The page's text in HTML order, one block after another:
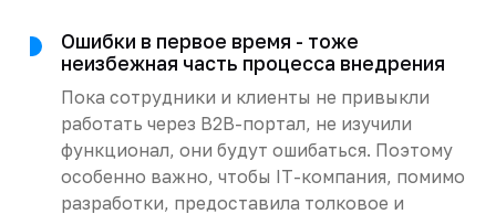
Ошибки в первое время - тоже
неизбежная часть процесса внедрения
Пока сотрудники и клиенты не привыкли
работать через B2B-портал, не изучили
функционал, они будут ошибаться. Поэтому
особенно важно, чтобы IT-компания, помимо
разработки, предоставила толковое и